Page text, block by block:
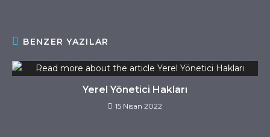
BENZER YAZILAR
Yerel Yönetici Hakları
15 Nisan 2022